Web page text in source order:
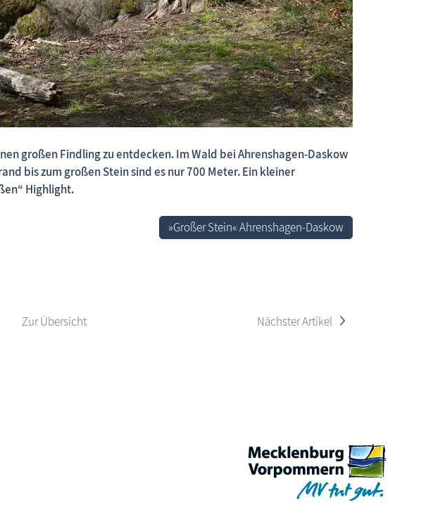
Unterkünfte, neue Beiträge, neue Bilderserien von traditionellen Festen
großen Findling zu entdecken. Im Wald bei Ahrenshagen-Daskow
bis zum großen Stein sind es nur 700 Meter. Ein kleiner
Highlight.
»Großer Stein« Ahrenshagen-Daskow
Zur Übersicht >